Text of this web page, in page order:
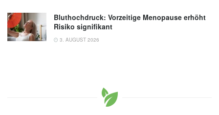
Bluthochdruck: Vorzeitige Menopause erhöht
Risiko signifikant
3. AUGUST 2026